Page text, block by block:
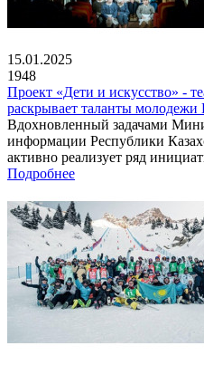
15.01.2025
1948
Проект «Дети и искусство» -
раскрывает таланты молодежи
Вдохновленный задачами
информации Республики
активно реализует ряд
Подробнее